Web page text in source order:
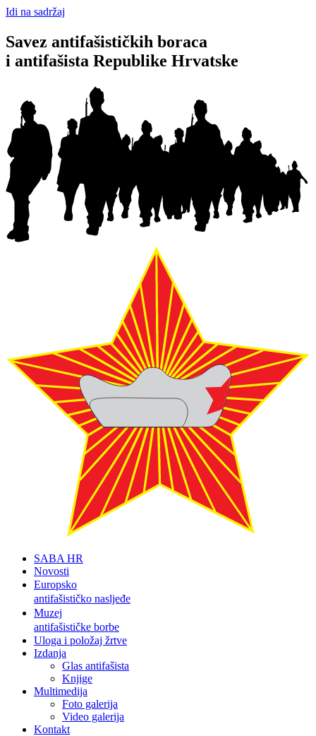
Idi na sadržaj
Savez antifašističkih boraca
i antifašista Republike Hrvatske
SABA HR
Novosti
Europsko
antifašističko nasljeđe
Muzej
antifašističke borbe
Uloga i položaj žrtve
Izdanja
Glas antifašista
Knjige
Multimedija
Foto galerija
Video galerija
Kontakt